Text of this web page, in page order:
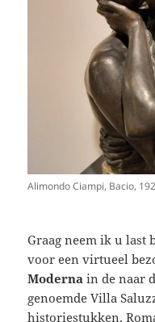
Alimondo Ciampi, Bacio,
Graag neem ik u last
voor een virtueel
Moderna in de naar
genoemde Villa
historiestukken,